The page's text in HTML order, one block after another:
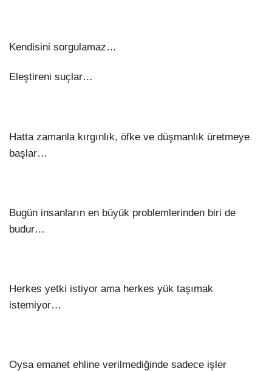
Kendisini sorgulamaz…
Eleştireni suçlar…
Hatta zamanla kırgınlık, öfke ve düşmanlık üretmeye
başlar…
Bugün insanların en büyük problemlerinden biri de
budur…
Herkes yetki istiyor ama herkes yük taşımak
istemiyor…
Oysa emanet ehline verilmediğinde sadece işler